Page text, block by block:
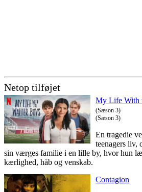
Netop tilføjet
My Life With
(Sæson 3)
(Sæson 3)
En tragedie
teenagers liv,
sin værges familie i en lille by, hvor hun
kærlighed, håb og venskab.
Contagion